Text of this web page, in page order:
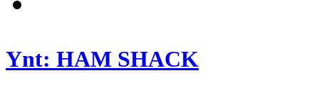
Ynt: HAM SHACK